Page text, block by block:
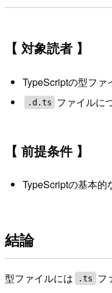
【 対象読者 】
TypeScriptの型ファ
.d.ts ファイルに
【 前提条件 】
TypeScriptの基本的
結論
型ファイルには .ts フ